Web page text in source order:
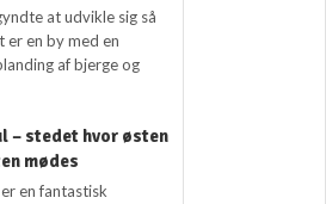
at udvikle sig så
er en by med en
af bjerge og
– stedet hvor østen
mødes
en fantastisk